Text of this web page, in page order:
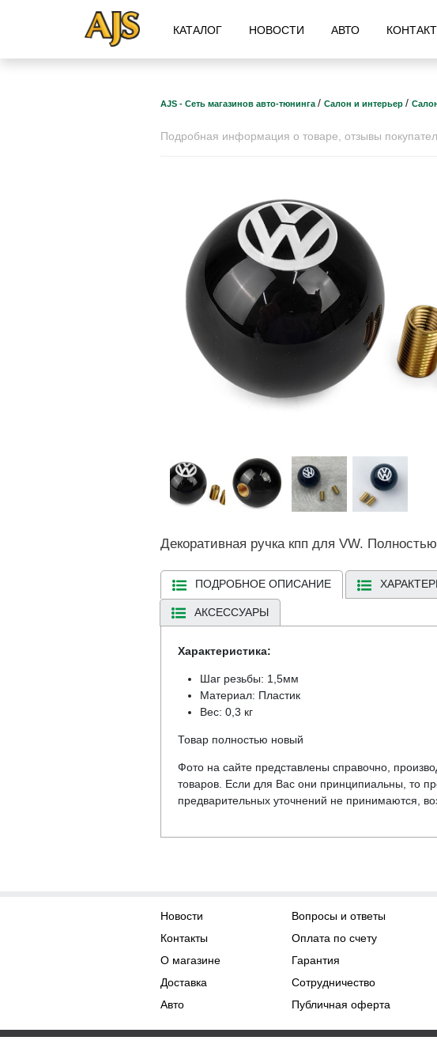
КАТАЛОГ НОВОСТИ АВТО
AJS - Сеть магазинов авто-тюнинга / Салон и интерьер /
Подробная информация о товаре, отзывы
Декоративная ручка кпп для VW.
ПОДРОБНОЕ ОПИСАНИЕ
АКСЕССУАРЫ
Характеристика:
Шаг резьбы: 1,5мм
Материал: Пластик
Вес: 0,3 кг
Товар полностью новый
Фото на сайте представлены справочно,
товаров. Если для Вас они принципиальны, то
предварительных уточнений не принимаются,
Новости
Контакты
О магазине
Доставка
Авто
Вопросы и ответы
Оплата по счету
Гарантия
Сотрудничество
Публичная оферта